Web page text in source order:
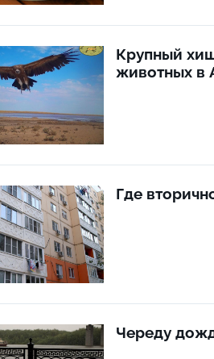
Крупный
животных в
Где
Череду